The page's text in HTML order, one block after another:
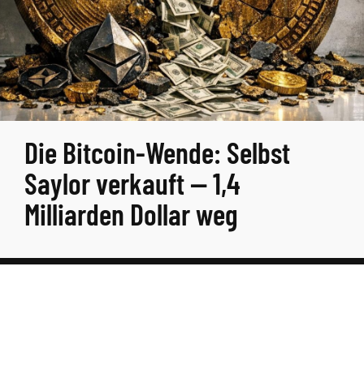
Die Bitcoin-Wende: Selbst
Saylor verkauft — 1,4
Milliarden Dollar weg